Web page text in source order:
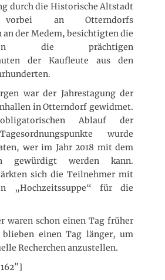
durch die Historische Altstadt
vorbei an Otterndorfs
an der Medem, besichtigten die
die prächtigen
der Kaufleute aus den
war der Jahrestagung der
in Otterndorf gewidmet.
Ablauf der
wurde
wer im Jahr 2018 mit dem
gewürdigt werden kann.
sich die Teilnehmer mit
„Hochzeitssuppe“ für die
waren schon einen Tag früher
blieben einen Tag länger, um
Recherchen anzustellen.